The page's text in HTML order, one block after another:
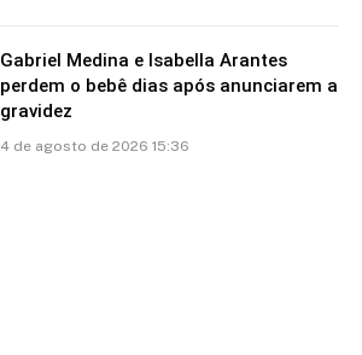
Gabriel Medina e Isabella Arantes
perdem o bebê dias após anunciarem a
gravidez
4 de agosto de 2026 15:36